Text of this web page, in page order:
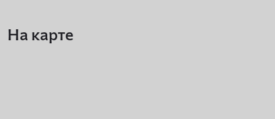
На карте